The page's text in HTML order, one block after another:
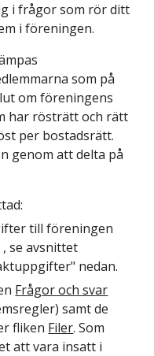
i frågor som rör ditt
i föreningen.
som på
om föreningens
har rösträtt och rätt
per bostadsrätt.
genom att delta på
till föreningen
se avsnittet
nedan.
Frågor och svar
samt de
fliken Filer. Som
att vara insatt i